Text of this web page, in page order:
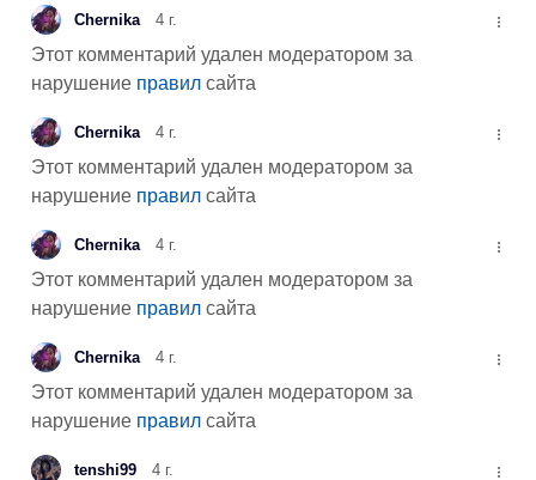
Chernika 4 г.
Этот комментарий удален модератором за
нарушение правил сайта
Chernika 4 г.
Этот комментарий удален модератором за
нарушение правил сайта
Chernika 4 г.
Этот комментарий удален модератором за
нарушение правил сайта
Chernika 4 г.
Этот комментарий удален модератором за
нарушение правил сайта
tenshi99 4 г.